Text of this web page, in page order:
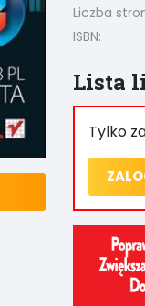
Liczba
ISBN:
Lista
Tylko